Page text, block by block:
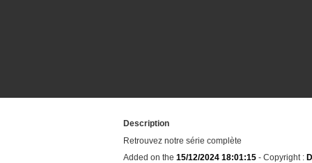
Description
Retrouvez notre série complète
Added on the 15/12/2024 18:01:15 - Copyright :